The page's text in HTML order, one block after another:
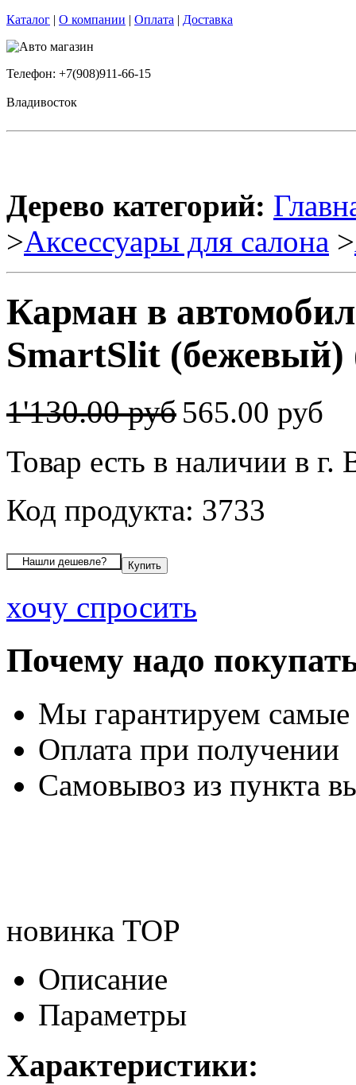
Каталог | О компании | Оплата | Доставка
Телефон: +7(908)911-66-15
Владивосток
Дерево категорий:
>Аксессуары для салона >
Карман в
SmartSlit (бежевый)
1'130.00 руб 565.00 руб
Товар есть в наличии в г.
Код продукта: 3733
хочу спросить
Почему надо
Мы гарантируем
Оплата при получении
Самовывоз из пункта
новинка TOP
Описание
Параметры
Характеристики: